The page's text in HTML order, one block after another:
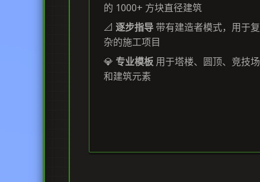
的 1000+ 方块直径建筑
📐 逐步指导带有建造者模式，用于复
杂的施工项目
💎 专业模板 用于塔楼、圆顶、竞技场
和建筑元素